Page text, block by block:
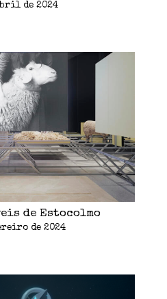
de 2024
de Estocolmo
de 2024